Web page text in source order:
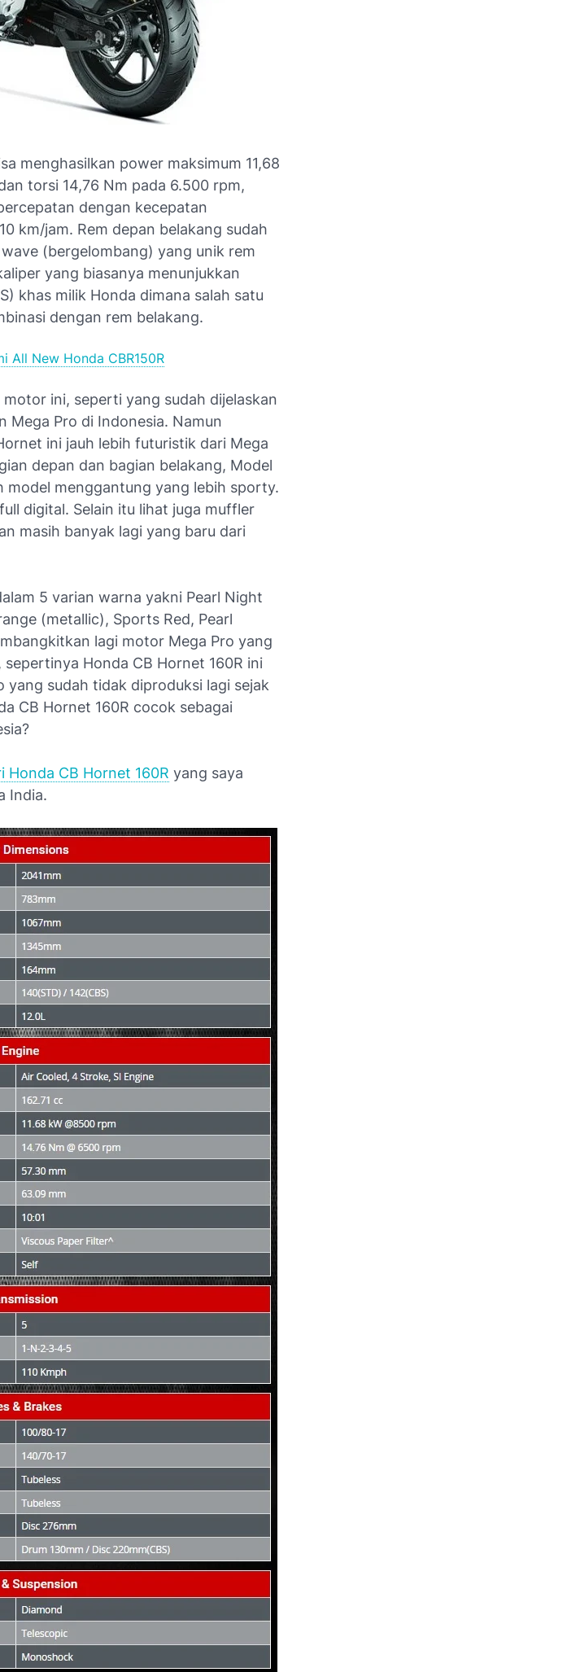
menghasilkan power maksimum 11,68
torsi 14,76 Nm pada 6.500 rpm,
dengan kecepatan
km/jam. Rem depan belakang sudah
(bergelombang) yang unik rem
yang biasanya menunjukkan
khas milik Honda dimana salah satu
dengan rem belakang.
All New Honda CBR150R
ini, seperti yang sudah dijelaskan
Mega Pro di Indonesia. Namun
ini jauh lebih futuristik dari Mega
depan dan bagian belakang, Model
model menggantung yang lebih sporty.
digital. Selain itu lihat juga muffler
masih banyak lagi yang baru dari
5 varian warna yakni Pearl Night
(metallic), Sports Red, Pearl
lagi motor Mega Pro yang
Honda CB Hornet 160R ini
sudah tidak diproduksi lagi sejak
CB Hornet 160R cocok sebagai
Honda CB Hornet 160R yang saya
India.